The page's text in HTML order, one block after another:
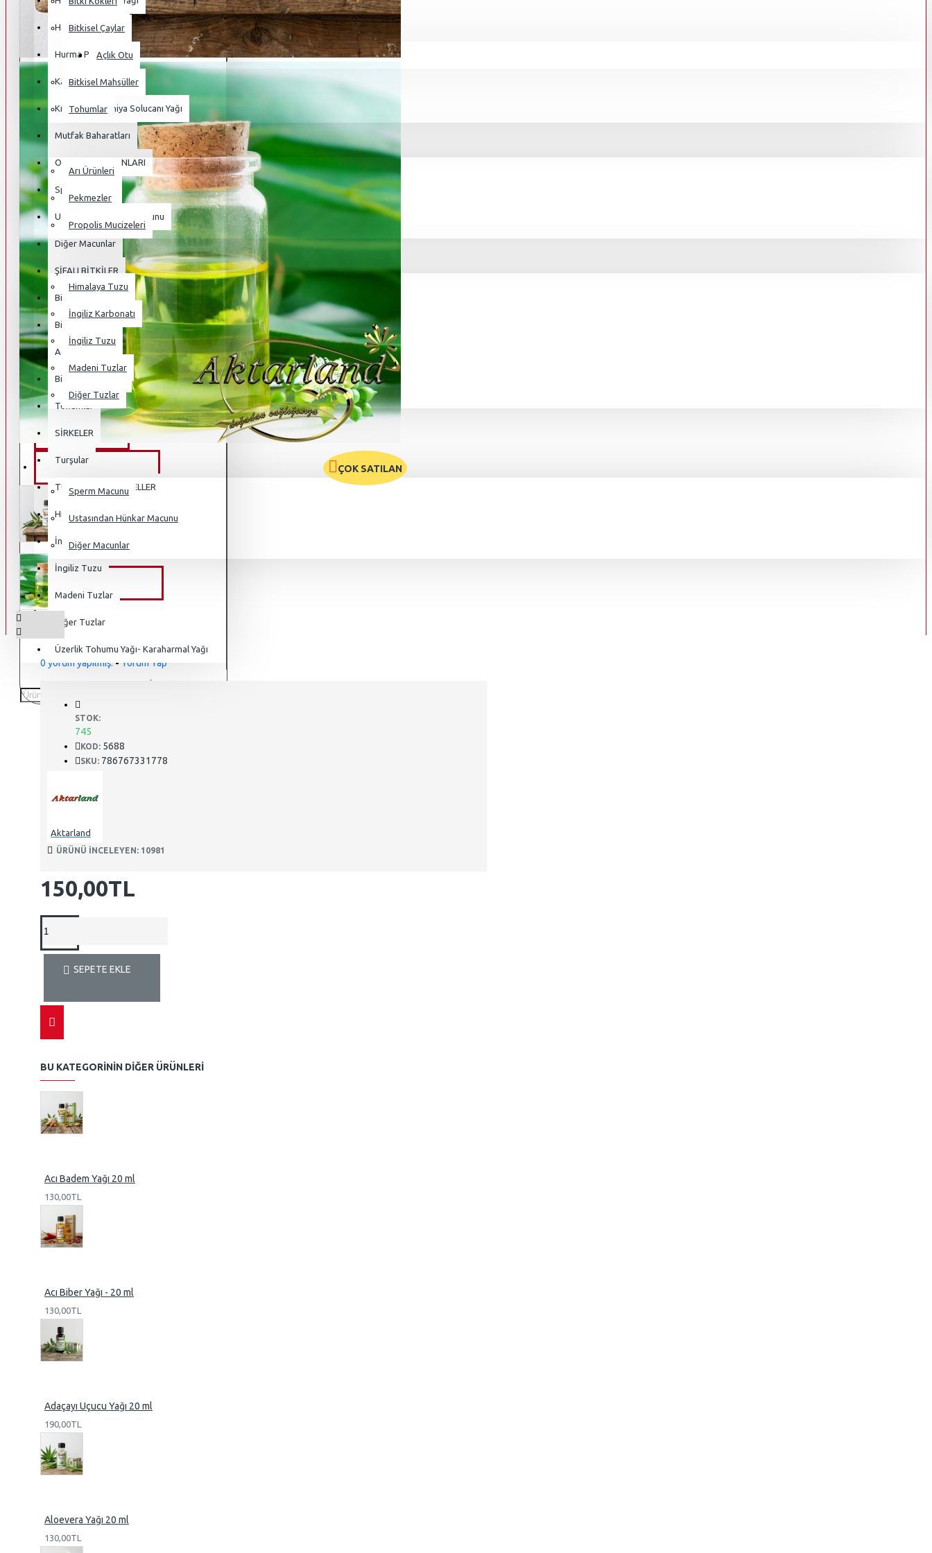
Hayvansal Yağlar
Hurma Poleni
Kampanyalı Ürünler
Kırmızı Kaliforniya Solucanı Yağı
Mutfak Baharatları
OSMANLI MACUNLARI
Sperm Macunu
Ustasından Hünkar Macunu
Diğer Macunlar
ŞİFALI BİTKİLER
Bitki Kökleri
Bitkisel Çaylar
Açlık Otu
Bitkisel Mahsüller
Tohumlar
SİRKELER
Turşular
TUZLAR VE MiNARELLER
Himalaya Tuzu
İngiliz Karbonatı
İngiliz Tuzu
Madeni Tuzlar
Diğer Tuzlar
Üzerlik Tohumu Yağı- Karaharmal Yağı
Bitkisel Çaylar
Açlık Otu
Bitkisel Mahsüller
Tohumlar
BAL & PEKMEZLER
Arı Ürünleri
Pekmezler
Propolis Mucizeleri
TUZ VE MİNARELLER
Himalaya Tuzu
İngiliz Karbonatı
İngiliz Tuzu
Madeni Tuzlar
Diğer Tuzlar
HURMA POLENI
OSMANLI MACUNLARI
Sperm Macunu
Ustasından Hünkar Macunu
Diğer Macunlar
KAMPANYALI ÜRÜNLER
BLOG
ÇOK SATILAN
0 yorum yapılmış. - Yorum Yap
150,00TL
STOK:
745
KOD: 5688
SKU: 786767331778
Aktarland
ÜRÜNÜ INCELEYEN: 10981
SEPETE EKLE
BU KATEGORININ DIĞER ÜRÜNLERI
Acı Badem Yağı 20 ml
130,00TL
Acı Biber Yağı - 20 ml
130,00TL
Adaçayı Uçucu Yağı 20 ml
190,00TL
Aloevera Yağı 20 ml
130,00TL